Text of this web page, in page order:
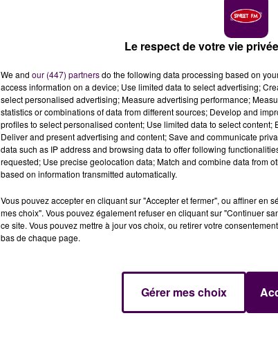
TRACTEURS-TONDEUSES CROSS :
GRANDE PREMIÈRE À LAIGNÉ-EN-BELIN
LE FOOT
STADE
A PONT-DE-L'ARCHE, "CÉLINE PART EN
LIVE" AVEC SÉBASTIEN COSTIC
HABITUÉS
MANS
Le respect de votre vie
We and our (447) partnersdo the following data processing based on
access information on a device; Use limited data to select advertising;
select personalised advertising; Measure advertising performance;
statistics or combinations of data from different sources; Develop and
profiles to select personalised content; Use limited data to select
Deliver and present advertising and content; Save and communicate
data such as IP address and browsing data to offer following
requested; Use precise geolocation data; Match and combine data from
based on information transmitted automatically.
Vous pouvez accepter en cliquant sur "Accepter et fermer", ou affiner en
mes choix". Vous pouvez également refuser en cliquant sur "Continuer
ce site. Vous pouvez mettre à jour vos choix, ou retirer votre
bas de chaque page.
Gérer mes choix